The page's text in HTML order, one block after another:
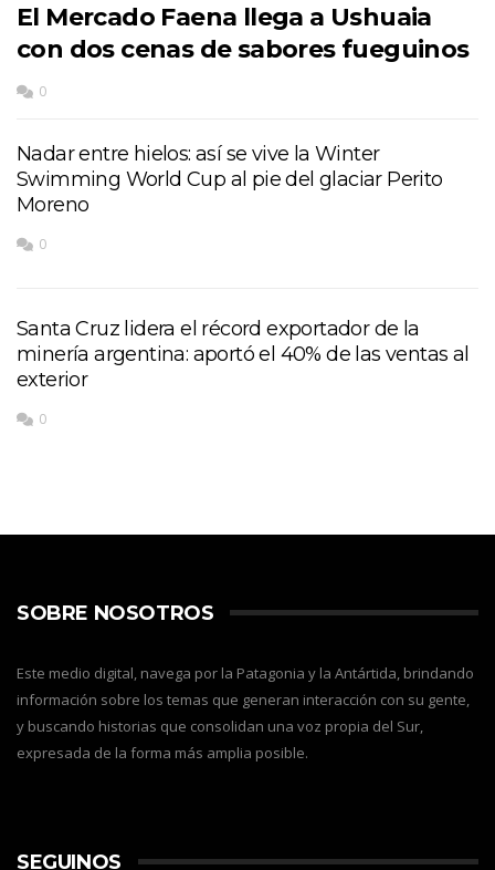
El Mercado Faena llega a Ushuaia
con dos cenas de sabores fueguinos
0
Nadar entre hielos: así se vive la Winter
Swimming World Cup al pie del glaciar Perito
Moreno
0
Santa Cruz lidera el récord exportador de la
minería argentina: aportó el 40% de las ventas al
exterior
0
SOBRE NOSOTROS
Este medio digital, navega por la Patagonia y la Antártida, brindando
información sobre los temas que generan interacción con su gente,
y buscando historias que consolidan una voz propia del Sur,
expresada de la forma más amplia posible.
SEGUINOS